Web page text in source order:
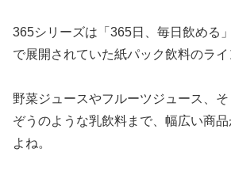
365シリーズは「365日、毎日飲める
で展開されていた紙パック飲料のライ
野菜ジュースやフルーツジュース、
ぞうのような乳飲料まで、幅広い商
よね。